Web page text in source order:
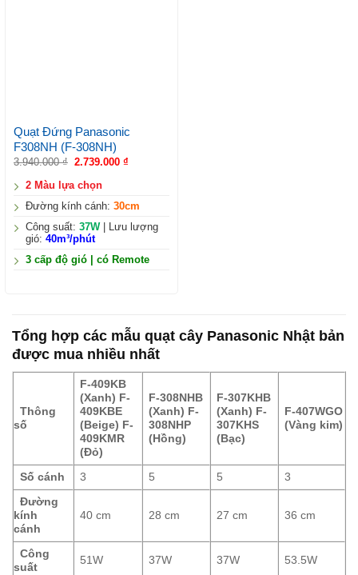
Quạt Đứng Panasonic
F308NH (F-308NH)
3.940.000₫ 2.739.000 ₫
2 Màu lựa chọn
Đường kính cánh: 30cm
Công suất: 37W| Lưu lượng
gió: 40m³/phút
3 cấp độ gió | có Remote
Tổng hợp các mẫu quạt cây Panasonic Nhật bản
được mua nhiều nhất
Thông
số
F-409KB
(Xanh) F-
409KBE
(Beige) F-
409KMR
(Đỏ)
F-308NHB
(Xanh) F-
308NHP
(Hồng)
F-307KHB
(Xanh) F-
307KHS
(Bạc)
F-407WGO
(Vàng kim)
Số cánh 3 5 5 3
Đường
kính
cánh
40 cm 28 cm 27 cm 36 cm
Công
suất
51W 37W 37W 53.5W